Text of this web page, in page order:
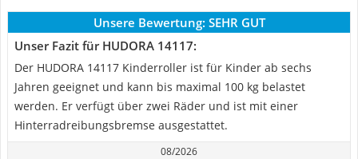
Unsere Bewertung: SEHR GUT
Unser Fazit für HUDORA 14117:
Der HUDORA 14117 Kinderroller ist für Kinder ab sechs
Jahren geeignet und kann bis maximal 100 kg belastet
werden. Er verfügt über zwei Räder und ist mit einer
Hinterradreibungsbremse ausgestattet.
08/2026